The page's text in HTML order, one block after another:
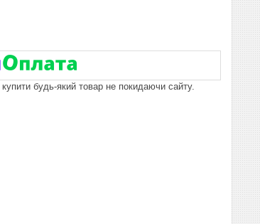
будь-який товар не покидаючи сайту.